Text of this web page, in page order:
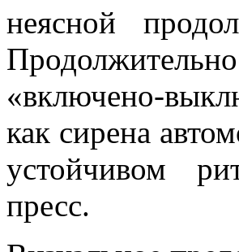
неясной
«включено-
как сирена
устойчивом
пресс.